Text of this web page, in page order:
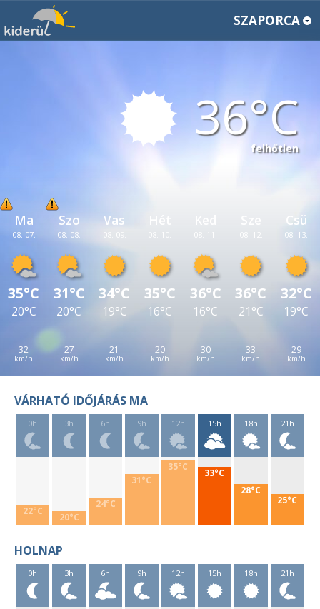
SZAPORCA
36
felhőtlen
Ma
08. 07.
35°C
20°C
32
Szo
08. 08.
31°C
20°C
27
Vas
08. 09.
34°C
19°C
21
08. 10.
35°C
16°C
20
08. 11.
36°C
16°C
30
08. 12.
36°C
21°C
33
Csü
08. 13.
32°C
19°C
29
VÁRHATÓ IDŐJÁRÁS MA
0h
22°C
3h
20°C
6h
24°C
9h
31°C
12h
35°C
15h
33°C
18h
28°C
21h
25°C
HOLNAP
0h 3h 6h 9h 12h 15h 18h 21h